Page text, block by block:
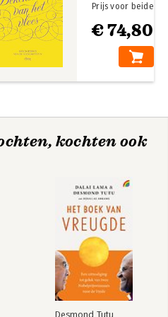
€ 74,80
Prijs voor beide
kochten ook
Desmond Tutu